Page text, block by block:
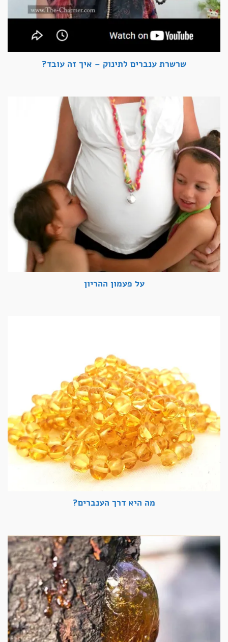
שרשרת ענברים לתינוק – איך זה עובד?
על פעמון ההריון
מה היא דרך הענברים?